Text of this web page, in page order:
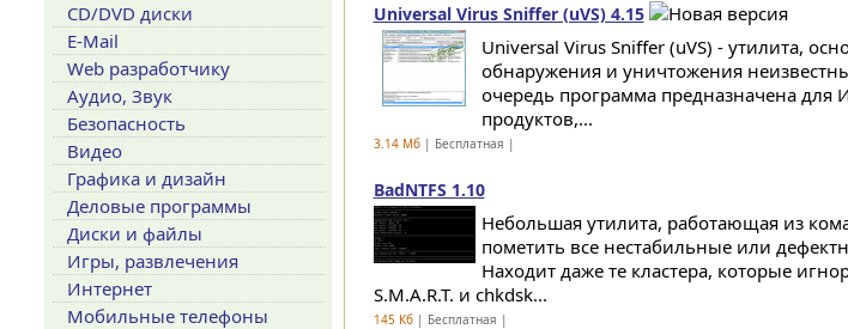
Universal Virus Sniffer (uVS) 4.15
Universal Virus Sniffer (uVS) - утилита,
обнаружения и уничтожения
очередь программа предназначена для
продуктов,...
3.14 Мб| Бесплатная |
BadNTFS 1.10
Небольшая утилита, работающая из
пометить все нестабильные или
Находит даже те кластера, которые
S.M.A.R.T. и chkdsk...
145 Кб| Бесплатная |
CD/DVD диски
E-Mail
Web разработчику
Аудио, Звук
Безопасность
Видео
Графика и дизайн
Деловые программы
Диски и файлы
Игры, развлечения
Интернет
Мобильные телефоны